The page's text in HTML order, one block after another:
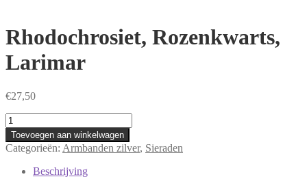
Rhodochrosiet, Rozenkwarts,
Larimar
€27,50
Rhodochrosiet,
Rozenkwarts,
Larimar
aantal
Toevoegen aan winkelwagen
Categorieën: Armbanden zilver, Sieraden
Beschrijving